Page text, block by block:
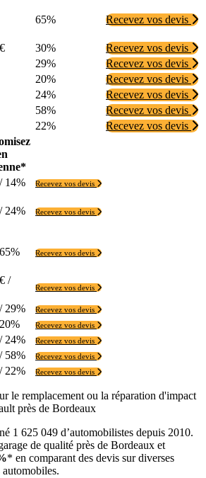
65% Recevez vos devis
30%
Recevez vos devis
29%
Recevez vos devis
20%
Recevez vos devis
24%
Recevez vos devis
58%
Recevez vos devis
22% Recevez vos devis
14% Recevez vos devis
24% Recevez vos devis
Recevez vos devis
/
Recevez vos devis
29% Recevez vos devis
Recevez vos devis
24% Recevez vos devis
58% Recevez vos devis
22% Recevez vos devis
le remplacement ou la réparation d'impact
près de Bordeaux
1 625 049 d’automobilistes depuis 2010.
de qualité près de Bordeaux et
* en comparant des devis sur diverses
automobiles.